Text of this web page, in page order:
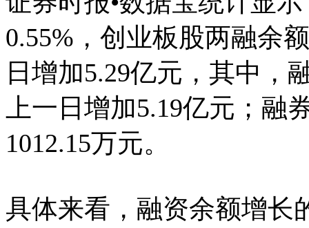
0.55%，创业板股两融余
日增加5.29亿元，其中，
上一日增加5.19亿元；融
1012.15万元。
具体来看，融资余额增长